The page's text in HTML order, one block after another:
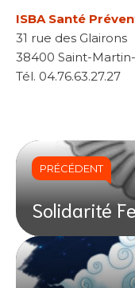
ISBA Santé
31 rue des Glairons
38400 Saint-
Tél. 04.76.63.27.27
PRÉCÉDENT
Solidarité